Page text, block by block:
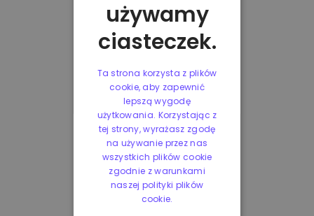
używamy
ciasteczek.
Ta strona korzysta z plików
cookie, aby zapewnić
lepszą wygodę
użytkowania. Korzystając z
tej strony, wyrażasz zgodę
na używanie przez nas
wszystkich plików cookie
zgodnie z warunkami
naszej polityki plików
cookie.